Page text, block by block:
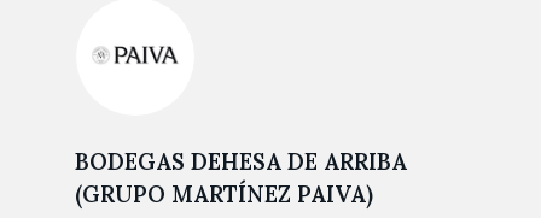
BODEGAS DEHESA DE ARRIBA
(GRUPO MARTÍNEZ PAIVA)